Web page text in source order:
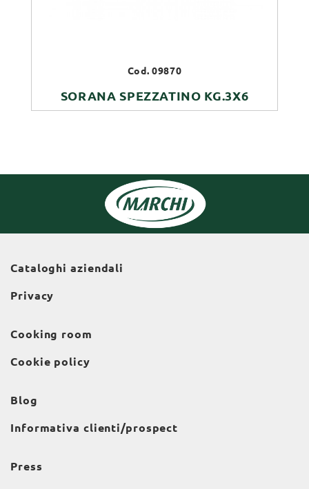
Cod. 09870
SORANA SPEZZATINO KG.3X6
Cataloghi aziendali
Privacy
Cooking room
Cookie policy
Blog
Informativa clienti/prospect
Press